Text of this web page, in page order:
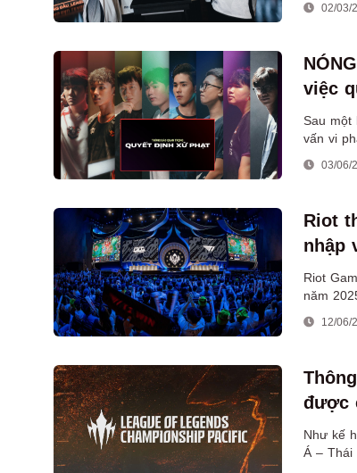
02/03/
việc
Sau một
vấn vi
bị cấm
03/06/
Riot
nhập
Riot
năm
gộp
12/06/
được
Như kế
Á – Thái